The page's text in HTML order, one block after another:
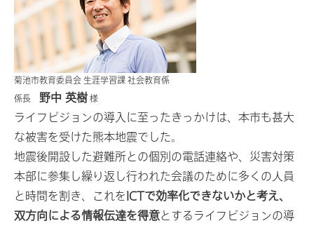
菊池市教育委員会 生涯学習課 社会教育係
係長 野中 英樹 様
ライフビジョンの導入に至ったきっかけは、本市も甚大
な被害を受けた熊本地震でした。
地震後開設した避難所との個別の電話連絡や、災害対策
本部に参集し繰り返し行われた会議のために多くの人員
と時間を割き、これをICTで効率化できないかと考え、
双方向による情報伝達を得意とするライフビジョンの導